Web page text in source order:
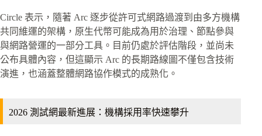
Circle 表示，隨著 Arc 逐步從許可式網路過渡到由多方機構
共同維運的架構，原生代幣可能成為用於治理、節點參與
與網路營運的一部分工具。目前仍處於評估階段，並尚未
公布具體內容，但這顯示 Arc 的長期路線圖不僅包含技術
演進，也涵蓋整體網路協作模式的成熟化。
2026 測試網最新進展：機構採用率快速攀升